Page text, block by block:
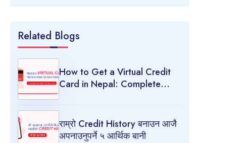
Related Blogs
How to Get a Virtual Credit
Card in Nepal: Complete
राम्रो Credit History बनाउन आजै
अपनाउनुपर्ने ५ आर्थिक बानी